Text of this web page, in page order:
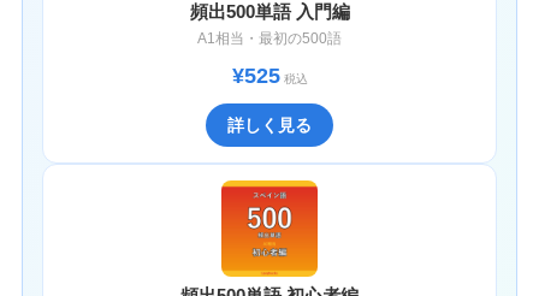
頻出500単語 入門編
A1相当・最初の500語
¥525税込
詳しく見る